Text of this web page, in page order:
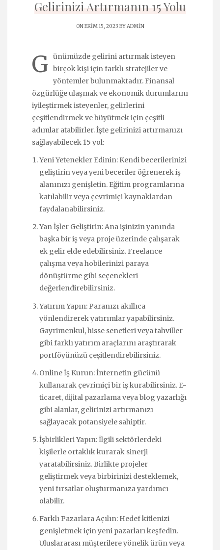
Gelirinizi Artırmanın 15 Yolu
ON EKIM 15, 2023 BYADMIN
G
ünümüzde gelirini artırmak isteyen
birçok kişi için farklı stratejiler ve
yöntemler bulunmaktadır. Finansal
özgürlüğe ulaşmak ve ekonomik durumlarını
iyileştirmek isteyenler, gelirlerini
çeşitlendirmek ve büyütmek için çeşitli
adımlar atabilirler. İşte gelirinizi artırmanızı
sağlayabilecek 15 yol:
Yeni Yetenekler Edinin: Kendi becerilerinizi
geliştirin veya yeni beceriler öğrenerek iş
alanınızı genişletin. Eğitim programlarına
katılabilir veya çevrimiçi kaynaklardan
faydalanabilirsiniz.
Yan İşler Geliştirin: Ana işinizin yanında
başka bir iş veya proje üzerinde çalışarak
ek gelir elde edebilirsiniz. Freelance
çalışma veya hobilerinizi paraya
dönüştürme gibi seçenekleri
değerlendirebilirsiniz.
Yatırım Yapın: Paranızı akıllıca
yönlendirerek yatırımlar yapabilirsiniz.
Gayrimenkul, hisse senetleri veya tahviller
gibi farklı yatırım araçlarını araştırarak
portföyünüzü çeşitlendirebilirsiniz.
Online İş Kurun: İnternetin gücünü
kullanarak çevrimiçi bir iş kurabilirsiniz. E-
ticaret, dijital pazarlama veya blog yazarlığı
gibi alanlar, gelirinizi artırmanızı
sağlayacak potansiyele sahiptir.
İşbirlikleri Yapın: İlgili sektörlerdeki
kişilerle ortaklık kurarak sinerji
yaratabilirsiniz. Birlikte projeler
geliştirmek veya birbirinizi desteklemek,
yeni fırsatlar oluşturmanıza yardımcı
olabilir.
Farklı Pazarlara Açılın: Hedef kitlenizi
genişletmek için yeni pazarları keşfedin.
Uluslararası müşterilere yönelik ürün veya